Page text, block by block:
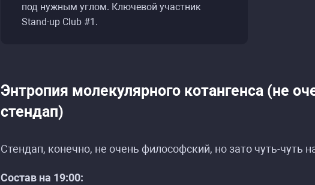
под нужным углом. Ключевой участник
Stand-up Club #1.
Энтропия молекулярного котангенса (не
стендап)
Стендап, конечно, не очень философский, но зато чуть-чуть
Состав на 19:00: